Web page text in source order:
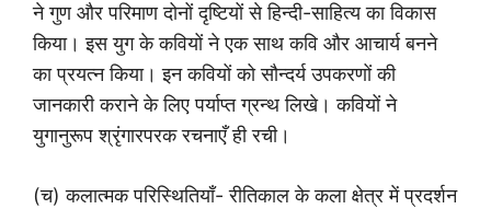
ने गुण और परिमाण दोनों दृष्टियों से हिन्दी-साहित्य का विकास
किया। इस युग के कवियों ने एक साथ कवि और आचार्य बनने
का प्रयत्न किया। इन कवियों को सौन्दर्य उपकरणों की
जानकारी कराने के लिए पर्याप्त ग्रन्थ लिखे। कवियों ने
युगानुरूप श्रृंगारपरक रचनाएँ ही रची।
(च) कलात्मक परिस्थितियाँ- रीतिकाल के कला क्षेत्र में प्रदर्शन